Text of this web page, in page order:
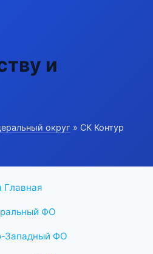
и
округ » СК Контур
Главная
ФО
Западный ФО